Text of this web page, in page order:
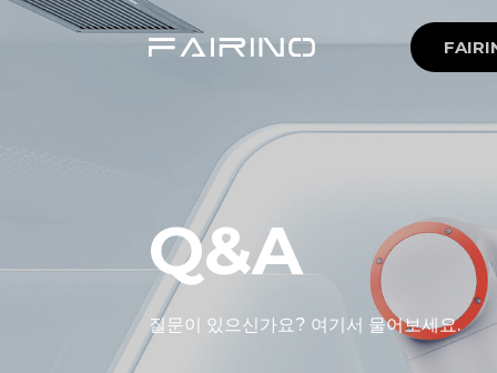
Q&A
질문이 있으신가요? 여기서 물어보세요.